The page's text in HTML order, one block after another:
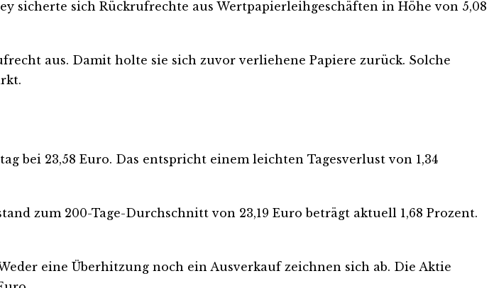
sicherte sich Rückrufrechte aus Wertpapierleihgeschäften in Höhe von 5,08
aus. Damit holte sie sich zuvor verliehene Papiere zurück. Solche
bei 23,58 Euro. Das entspricht einem leichten Tagesverlust von 1,34
zum 200-Tage-Durchschnitt von 23,19 Euro beträgt aktuell 1,68 Prozent.
eine Überhitzung noch ein Ausverkauf zeichnen sich ab. Die Aktie